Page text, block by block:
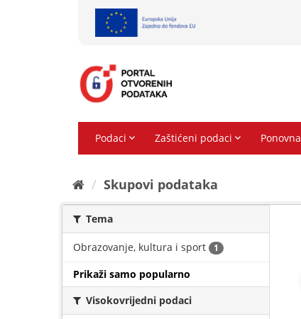
Skupovi podаtаkа
Tema
Obrazovanje, kultura i sport 1
Prikaži samo popularno
Visokovrijedni podaci